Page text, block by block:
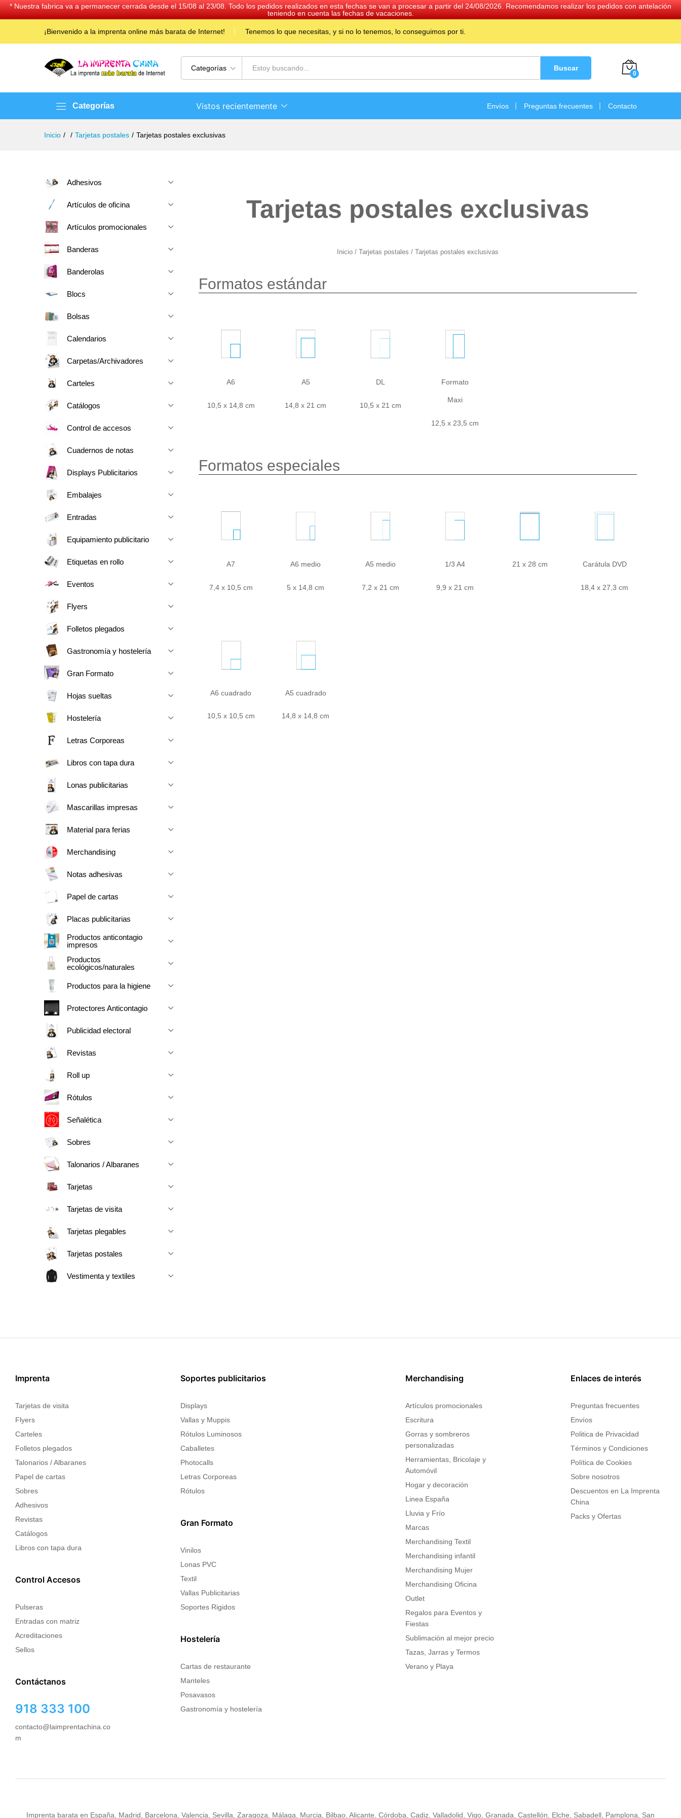
* Nuestra fabrica va a permanecer cerrada desde el 15/08 al 23/08. Todo los pedidos realizados en esta fechas se van a procesar a partir del 24/08/2026. Recomendamos realizar los pedidos con antelación
teniendo en cuenta las fechas de vacaciones.
¡Bienvenido a la imprenta online más barata de Internet! Tenemos lo que necesitas, y si no lo tenemos, lo conseguimos por ti.
Categorías Buscar
0
Categorías Vistos recientemente Envíos Preguntas frecuentes Contacto
Inicio / / Tarjetas postales / Tarjetas postales exclusivas
Adhesivos
Artículos de oficina
Artículos promocionales
Banderas
Banderolas
Blocs
Bolsas
Calendarios
Carpetas/Archivadores
Carteles
Catálogos
Control de accesos
Cuadernos de notas
Displays Publicitarios
Embalajes
Entradas
Equipamiento publicitario
Etiquetas en rollo
Eventos
Flyers
Folletos plegados
Gastronomía y hostelería
Gran Formato
Hojas sueltas
Hostelería
Letras Corporeas
Libros con tapa dura
Lonas publicitarias
Mascarillas impresas
Material para ferias
Merchandising
Notas adhesivas
Papel de cartas
Placas publicitarias
Productos anticontagio
impresos
Productos
ecológicos/naturales
Productos para la higiene
Protectores Anticontagio
Publicidad electoral
Revistas
Roll up
Rótulos
Señalética
Sobres
Talonarios / Albaranes
Tarjetas
Tarjetas de visita
Tarjetas plegables
Tarjetas postales
Vestimenta y textiles
Tarjetas postales exclusivas
Inicio / Tarjetas postales / Tarjetas postales exclusivas
Formatos estándar
A6
10,5 x 14,8 cm
A5
14,8 x 21 cm
DL
10,5 x 21 cm
Formato
Maxi
12,5 x 23,5 cm
Formatos especiales
A7
7,4 x 10,5 cm
A6 medio
5 x 14,8 cm
A5 medio
7,2 x 21 cm
1/3 A4
9,9 x 21 cm
21 x 28 cm Carátula DVD
18,4 x 27,3 cm
A6 cuadrado
10,5 x 10,5 cm
A5 cuadrado
14,8 x 14,8 cm
Imprenta
Tarjetas de visita
Flyers
Carteles
Folletos plegados
Talonarios / Albaranes
Papel de cartas
Sobres
Adhesivos
Revistas
Catálogos
Libros con tapa dura
Control Accesos
Pulseras
Entradas con matriz
Acreditaciones
Sellos
Contáctanos
918 333 100
contacto@laimprentachina.co
m
Soportes publicitarios
Displays
Vallas y Muppis
Rótulos Luminosos
Caballetes
Photocalls
Letras Corporeas
Rótulos
Gran Formato
Vinilos
Lonas PVC
Textil
Vallas Publicitarias
Soportes Rigidos
Hostelería
Cartas de restaurante
Manteles
Posavasos
Gastronomía y hostelería
Merchandising
Artículos promocionales
Escritura
Gorras y sombreros
personalizadas
Herramientas, Bricolaje y
Automóvil
Hogar y decoración
Linea España
Lluvia y Frío
Marcas
Merchandising Textil
Merchandising infantil
Merchandising Mujer
Merchandising Oficina
Outlet
Regalos para Eventos y
Fiestas
Sublimación al mejor precio
Tazas, Jarras y Termos
Verano y Playa
Enlaces de interés
Preguntas frecuentes
Envíos
Politica de Privacidad
Términos y Condiciones
Política de Cookies
Sobre nosotros
Descuentos en La Imprenta
China
Packs y Ofertas
Imprenta barata en España, Madrid, Barcelona, Valencia, Sevilla, Zaragoza, Málaga, Murcia, Bilbao, Alicante, Córdoba, Cadiz, Valladolid, Vigo, Granada, Castellón, Elche, Sabadell, Pamplona, San